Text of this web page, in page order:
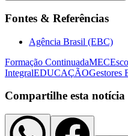
São Paulo
Fontes & Referências
Agência Brasil (EBC)
Formação ContinuadaMEC
IntegralEDUCAÇÃOGestores
Compartilhe esta notícia